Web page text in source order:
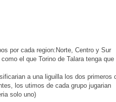
por cada region:Norte, Centro y Sur
el que Torino de Talara tenga que
a una liguilla los dos primeros
los utimos de cada grupo jugarian
solo uno)